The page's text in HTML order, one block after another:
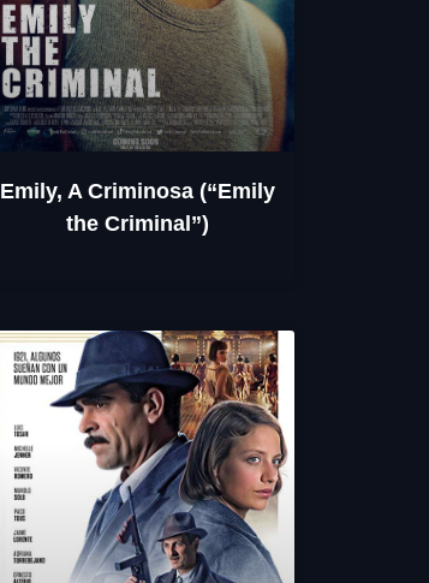
Emily, A Criminosa (“Emily
the Criminal”)